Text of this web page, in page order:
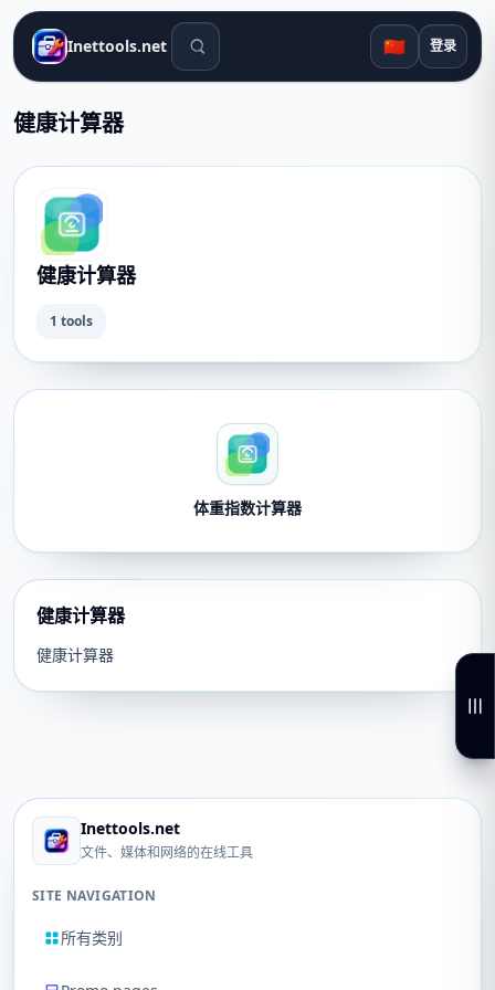
Inettools.net 搜索工具 🇨🇳 登录
健康计算器
健康计算器
1 tools
体重指数计算器
健康计算器
健康计算器
Inettools.net
文件、媒体和网络的在线工具
SITE NAVIGATION
所有类别